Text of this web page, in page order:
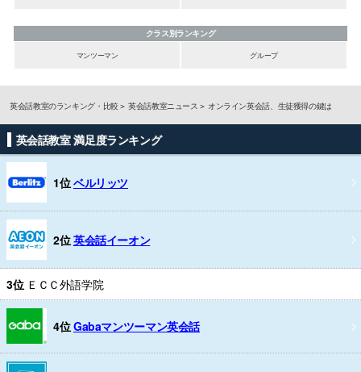
クラス別ランキング
マンツーマン
グループ
英会話教室のランキング・比較 英会話教室ニュース オンライン英会話、生徒獲得の鍵は
英会話教室 満足度ランキング
1位ベルリッツ
2位英会話イーオン
3位 ＥＣＣ外語学院
4位Gabaマンツーマン英会話